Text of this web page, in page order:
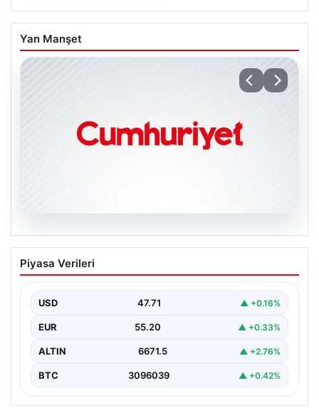
Yan Manşet
06.08.2026
Galatasaray açıkladı: Sosyal medya
hesaplarına suç duyurusu!
Hukuki Adım Attı", "content": "Galatasaray Spor Kulübü,
Piyasa Verileri
USD 47.71 ▲ +0.16%
EUR 55.20 ▲ +0.33%
ALTIN 6671.5 ▲ +2.76%
BTC 3096039 ▲ +0.42%